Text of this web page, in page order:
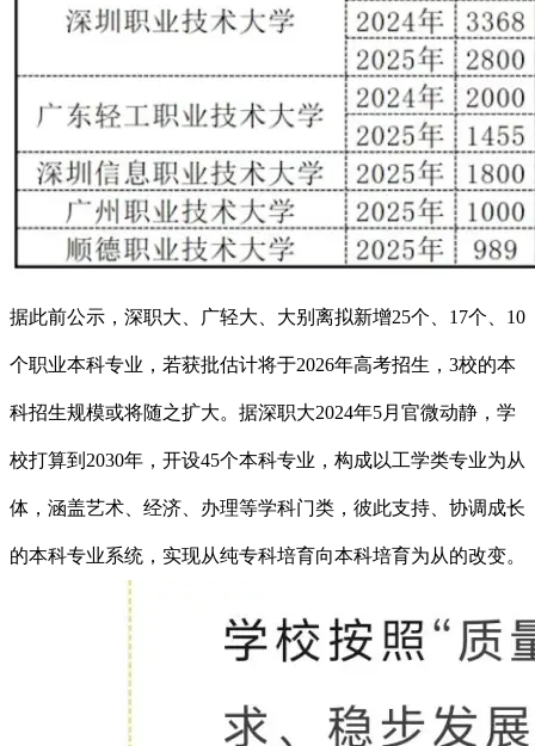
据此前公示，深职大、广轻大、大别离拟新增25个、17个、10
个职业本科专业，若获批估计将于2026年高考招生，3校的本
科招生规模或将随之扩大。据深职大2024年5月官微动静，学
校打算到2030年，开设45个本科专业，构成以工学类专业为从
体，涵盖艺术、经济、办理等学科门类，彼此支持、协调成长
的本科专业系统，实现从纯专科培育向本科培育为从的改变。